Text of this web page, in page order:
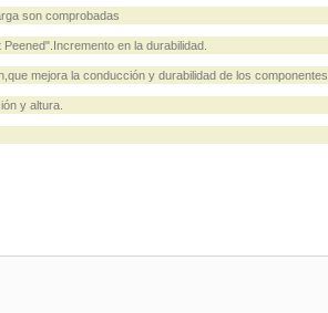
son comprobadas
en la durabilidad.
mejora la conducción y durabilidad de los componentes.
y altura.